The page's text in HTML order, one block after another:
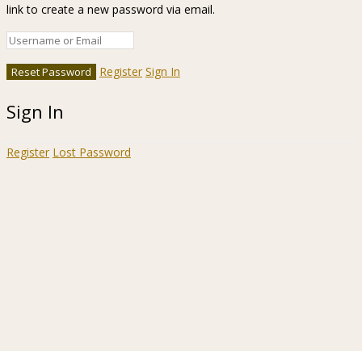
link to create a new password via email.
Register Sign In
Sign In
Register Lost Password